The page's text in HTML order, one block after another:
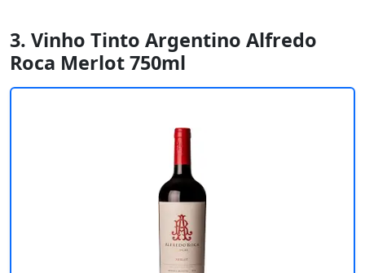
3. Vinho Tinto Argentino Alfredo
Roca Merlot 750ml